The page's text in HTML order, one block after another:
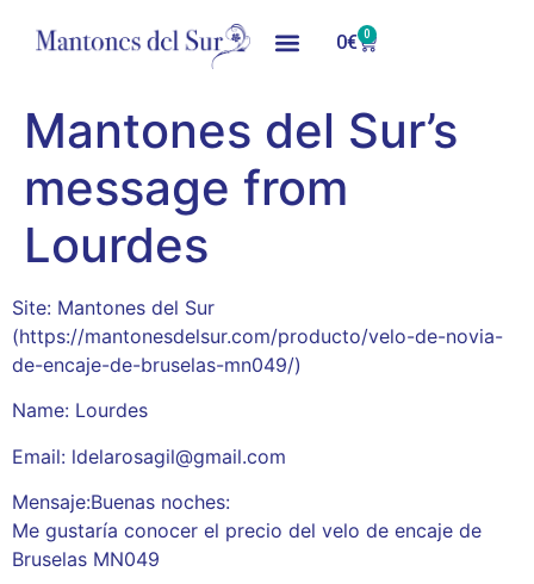
0€ 0
Mantones del Sur’s
message from
Lourdes
Site: Mantones del Sur
(https://mantonesdelsur.com/producto/velo-de-novia-
de-encaje-de-bruselas-mn049/)
Name: Lourdes
Email: ldelarosagil@gmail.com
Mensaje:Buenas noches:
Me gustaría conocer el precio del velo de encaje de
Bruselas MN049